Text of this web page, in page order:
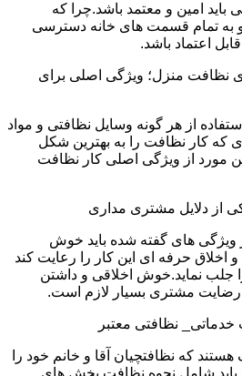
امین و معتمد باشد.چرا که
به تمام قسمت های خانه دسترسی
اعتماد باشد.
نظافت منزل؛ ویژگی اصلی برای
از هر گونه وسایل نظافتی و مواد
که کار نظافت را به بهترین شکل
مورد از ویژگی اصلی کار نظافت
از دلایل مشتری مداری
ویژگی های گفته شده باید خوش
اخلاق حرفه ای این کار را رعایت کند
جلب نماید.خوش اخلاقی و داشتن
مشتری بسیار لازم است.
نظافتی معتبر
که نظافتچیان آقا و خانم خود را